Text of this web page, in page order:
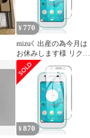
¥ 770
mizu☾出産の為今月は
お休みします様 リクエ
スト 2点 まとめ商品
¥ 870